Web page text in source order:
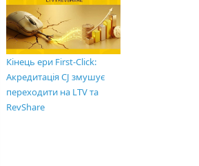
Кінець ери First-Click:
Акредитація CJ змушує
переходити на LTV та
RevShare